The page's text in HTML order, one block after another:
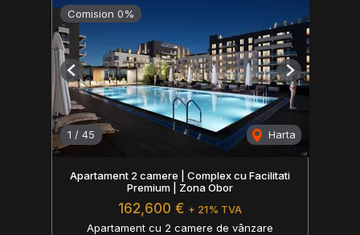
Comision 0%
1 / 45 Harta
Previous Next
Apartament 2 camere | Complex cu Facilitati
Premium | Zona Obor
162,600 € + 21% TVA
Apartament cu 2 camere de vânzare